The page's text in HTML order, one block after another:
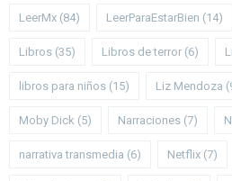
LeerMx (84) LeerParaEstarBien (14)
Libros (35) Libros de terror (6)
libros para niños (15) Liz Mendoza
Moby Dick (5) Narraciones (7)
narrativa transmedia (6) Netflix (7)